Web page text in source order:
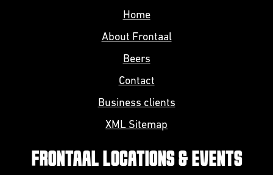
Home
About Frontaal
Beers
Contact
Business clients
XML Sitemap
FRONTAAL LOCATIONS & EVENTS